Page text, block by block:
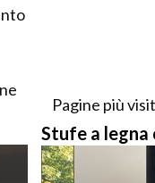
Pagine più
Stufe a